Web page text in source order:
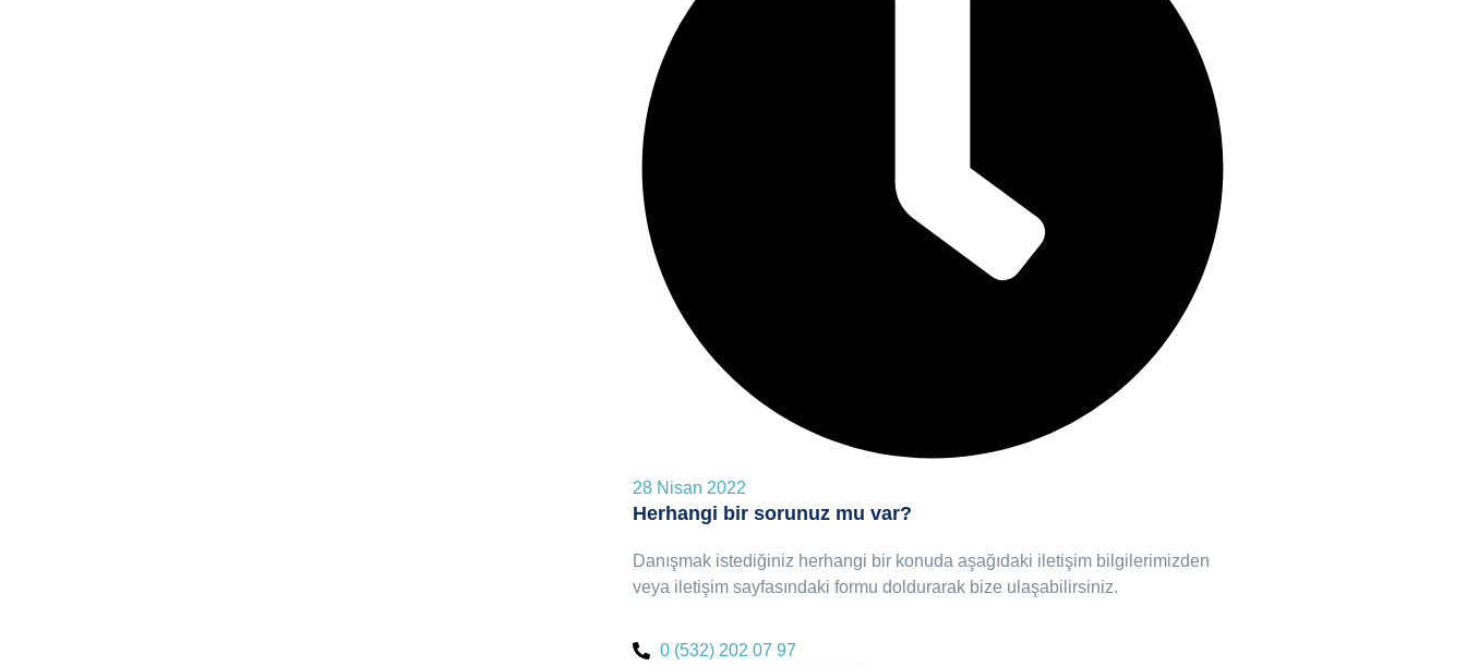
28 Nisan 2022
Herhangi bir sorunuz mu var?
Danışmak istediğiniz herhangi bir konuda aşağıdaki iletişim bilgilerimizden
veya iletişim sayfasındaki formu doldurarak bize ulaşabilirsiniz.
0 (532) 202 07 97